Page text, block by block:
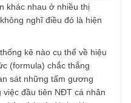
của anh,
rõ trường phái Wyckoff là
thứ gọi là trường phái về
chiến thắng mời gọi
không tin mấy cả…